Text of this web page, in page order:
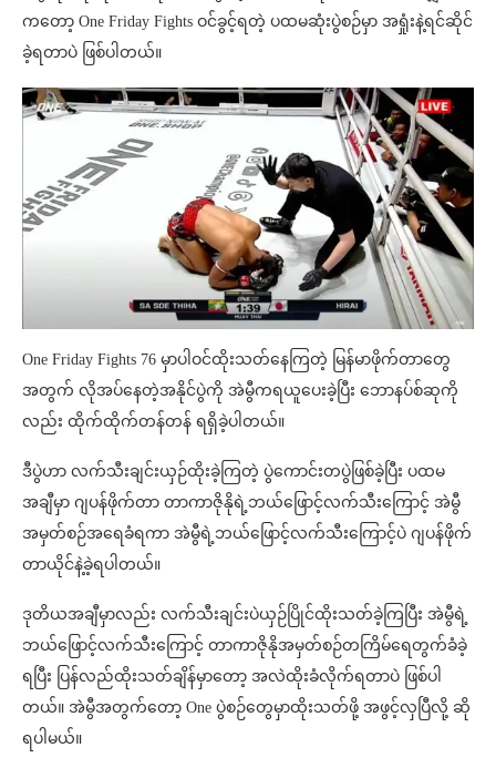
ကတော့ One Friday Fights ဝင်ခွင့်ရတဲ့ ပထမဆုံးပွဲစဉ်မှာ အရှုံးနဲ့ရင်ဆိုင်
ခဲ့ရတာပဲ ဖြစ်ပါတယ်။
One Friday Fights 76 မှာပါဝင်ထိုးသတ်နေကြတဲ့ မြန်မာဖိုက်တာတွေ
အတွက် လိုအပ်နေတဲ့အနိုင်ပွဲကို အဲမွီကရယူပေးခဲ့ပြီး ဘောနပ်စ်ဆုကို
လည်း ထိုက်ထိုက်တန်တန် ရရှိခဲ့ပါတယ်။
ဒီပွဲဟာ လက်သီးချင်းယှဉ်ထိုးခဲ့ကြတဲ့ ပွဲကောင်းတပွဲဖြစ်ခဲ့ပြီး ပထမ
အချီမှာ ဂျပန်ဖိုက်တာ တာကာဇိုနိုရဲ့ဘယ်ဖြောင့်လက်သီးကြောင့် အဲမွီ
အမှတ်စဉ်အရေခံရကာ အဲမွီရဲ့ဘယ်ဖြောင့်လက်သီးကြောင့်ပဲ ဂျပန်ဖိုက်
တာယိုင်နဲ့ခဲ့ရပါတယ်။
ဒုတိယအချီမှာလည်း လက်သီးချင်းပဲယှဉ်ပြိုင်ထိုးသတ်ခဲ့ကြပြီး အဲမွီရဲ့
ဘယ်ဖြောင့်လက်သီးကြောင့် တာကာဇိုနိုအမှတ်စဉ်တကြိမ်ရေတွက်ခံခဲ့
ရပြီး ပြန်လည်ထိုးသတ်ချိန်မှာတော့ အလဲထိုးခံလိုက်ရတာပဲ ဖြစ်ပါ
တယ်။ အဲမွီအတွက်တော့ One ပွဲစဉ်တွေမှာထိုးသတ်ဖို့ အဖွင့်လှပြီလို့ ဆို
ရပါမယ်။